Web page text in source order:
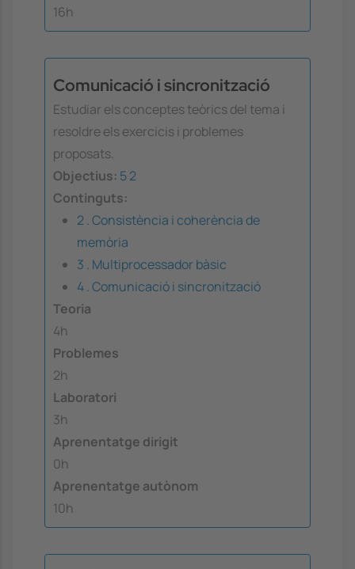
16h
Comunicació i sincronització
Estudiar els conceptes teòrics del tema i
resoldre els exercicis i problemes
proposats.
Objectius: 52
Continguts:
2 . Consistència i coherència de
memòria
3 . Multiprocessador bàsic
4 . Comunicació i sincronització
Teoria
4h
Problemes
2h
Laboratori
3h
Aprenentatge dirigit
0h
Aprenentatge autònom
10h